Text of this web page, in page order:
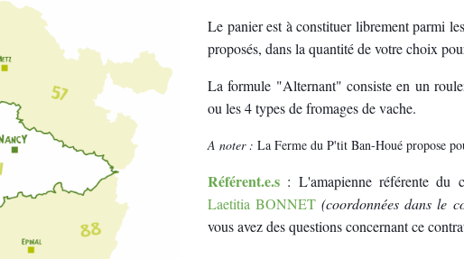
Le panier est à constituer librement parmi
proposés, dans la quantité de votre choix
La formule "Alternant" consiste en un
ou les 4 types de fromages de vache.
A noter :La Ferme du P'tit Ban-Houé propose
Référent.e.s : L'amapienne référente du
Laetitia BONNET (coordonnées dans le
vous avez des questions concernant ce